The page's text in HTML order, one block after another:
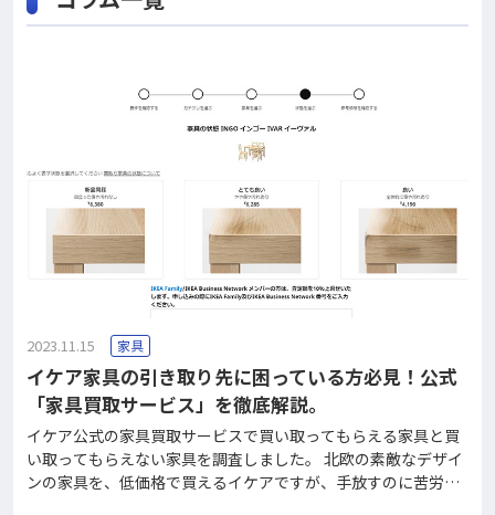
2023.11.15 家具
イケア家具の引き取り先に困っている方必見！公式
「家具買取サービス」を徹底解説。
イケア公式の家具買取サービスで買い取ってもらえる家具と買
い取ってもらえない家具を調査しました。 北欧の素敵なデザイ
ンの家具を、低価格で買えるイケアですが、手放すのに苦労し